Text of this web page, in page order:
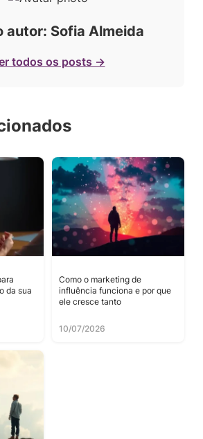
autor: Sofia Almeida
todos os posts →
da sua
Como o marketing de
influência funciona e por que
ele cresce tanto
10/07/2026